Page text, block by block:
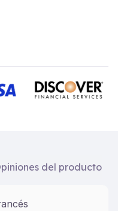
del producto